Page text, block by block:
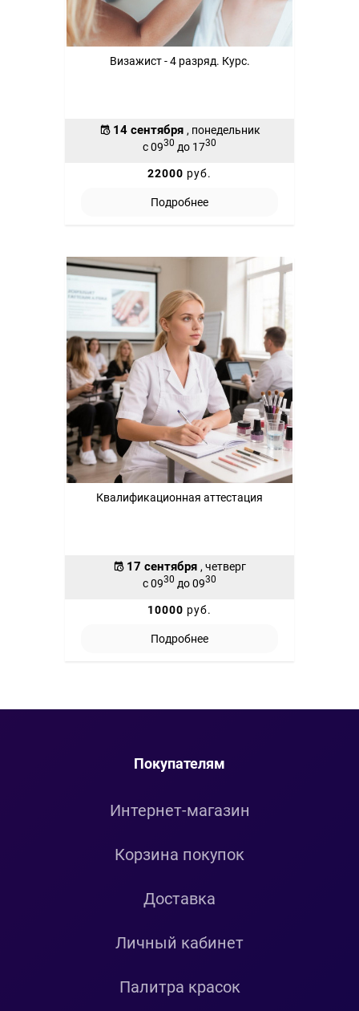
Визажист - 4 разряд. Курс.
14 сентября , понедельник
с 0930 до 1730
22000 руб.
Подробнее
Квалификационная аттестация
17 сентября , четверг
с 0930 до 0930
10000 руб.
Подробнее
Покупателям
Интернет-магазин
Корзина покупок
Доставка
Личный кабинет
Палитра красок